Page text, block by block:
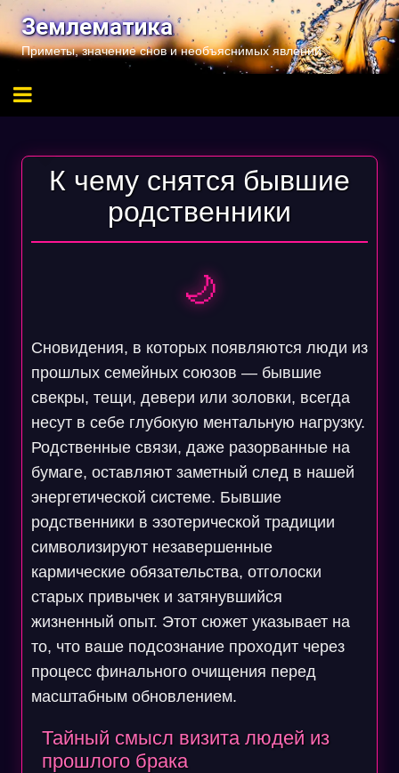
Перейти
содержимому
Землематика
Приметы, значение снов и необъяснимых явлений
К чему снятся бывшие
родственники
🌙
Сновидения, в которых появляются люди из
прошлых семейных союзов — бывшие
свекры, тещи, девери или золовки, всегда
несут в себе глубокую ментальную нагрузку.
Родственные связи, даже разорванные на
бумаге, оставляют заметный след в нашей
энергетической системе. Бывшие
родственники в эзотерической традиции
символизируют незавершенные
кармические обязательства, отголоски
старых привычек и затянувшийся
жизненный опыт. Этот сюжет указывает на
то, что ваше подсознание проходит через
процесс финального очищения перед
масштабным обновлением.
Тайный смысл визита людей из
прошлого брака